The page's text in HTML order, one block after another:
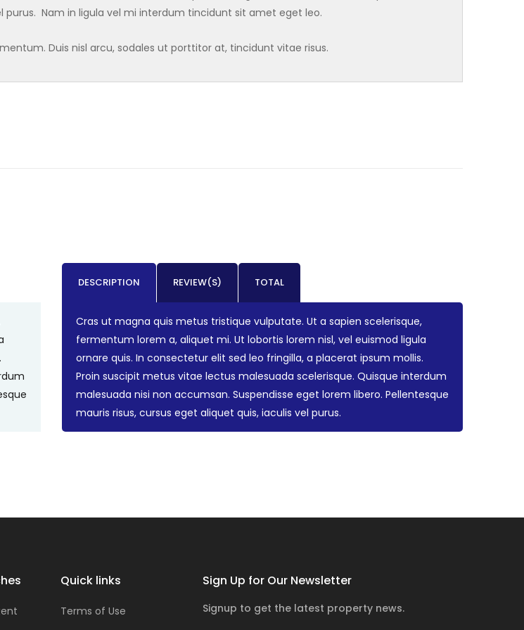
purus. Nam in ligula vel mi interdum tincidunt sit amet eget leo.
Duis nisl arcu, sodales ut porttitor at, tincidunt vitae risus.
DESCRIPTION REVIEW(S) TOTAL
Cras ut magna quis metus tristique vulputate. Ut a sapien scelerisque,
fermentum lorem a, aliquet mi. Ut lobortis lorem nisl, vel euismod ligula
ornare quis. In consectetur elit sed leo fringilla, a placerat ipsum mollis.
Proin suscipit metus vitae lectus malesuada scelerisque. Quisque interdum
malesuada nisi non accumsan. Suspendisse eget lorem libero. Pellentesque
mauris risus, cursus eget aliquet quis, iaculis vel purus.
Quick links
Terms of Use
Sign Up for Our Newsletter
Signup to get the latest property news.